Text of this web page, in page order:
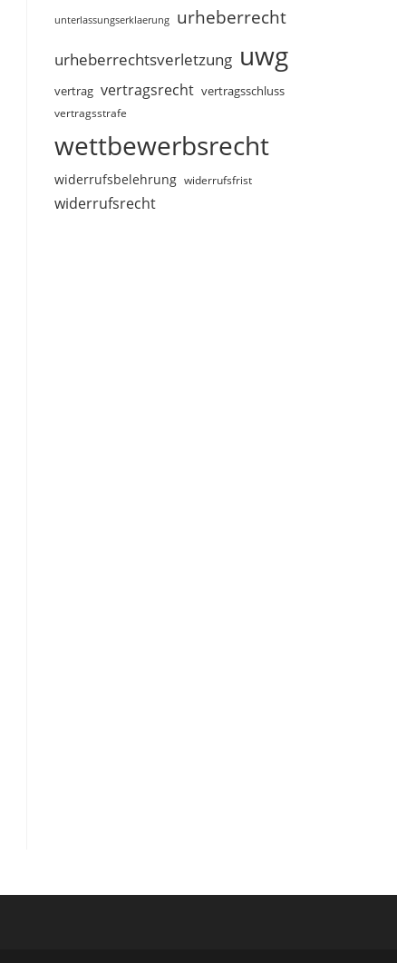
unterlassungserklaerung urheberrecht
urheberrechtsverletzung uwg
vertrag vertragsrecht vertragsschluss
vertragsstrafe
wettbewerbsrecht
widerrufsbelehrung widerrufsfrist
widerrufsrecht